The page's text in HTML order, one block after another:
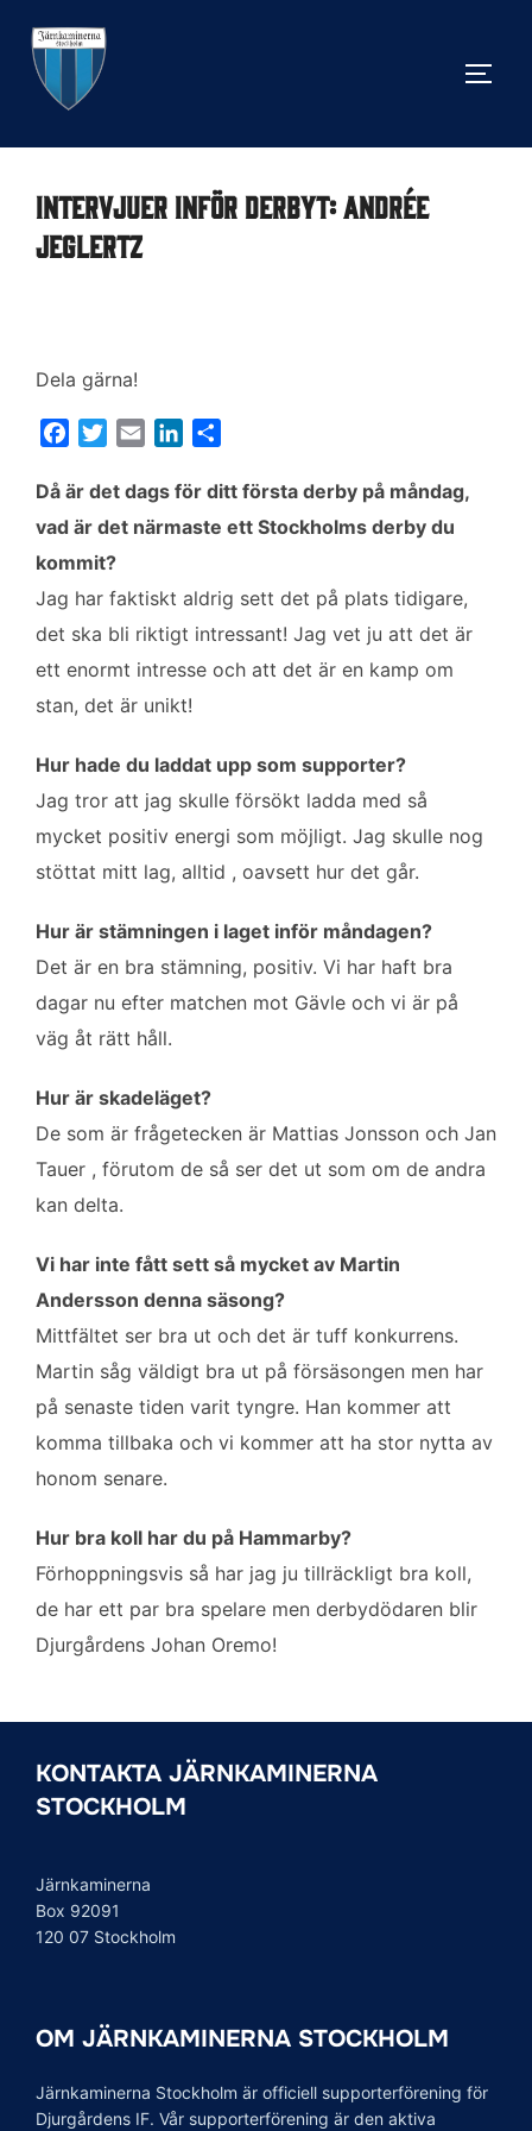
innehåll
Intervjuer inför derbyt: Andrée
Jeglertz
Dela gärna!
c
e
o
o
k
i
t
e
r
a
i
n
k
I
n
l
a
Då är det dags för ditt första derby på måndag,
vad är det närmaste ett Stockholms derby du
kommit?
Jag har faktiskt aldrig sett det på plats tidigare,
det ska bli riktigt intressant! Jag vet ju att det är
ett enormt intresse och att det är en kamp om
stan, det är unikt!
Hur hade du laddat upp som supporter?
Jag tror att jag skulle försökt ladda med så
mycket positiv energi som möjligt. Jag skulle nog
stöttat mitt lag, alltid , oavsett hur det går.
Hur är stämningen i laget inför måndagen?
Det är en bra stämning, positiv. Vi har haft bra
dagar nu efter matchen mot Gävle och vi är på
väg åt rätt håll.
Hur är skadeläget?
De som är frågetecken är Mattias Jonsson och Jan
Tauer , förutom de så ser det ut som om de andra
kan delta.
Vi har inte fått sett så mycket av Martin
Andersson denna säsong?
Mittfältet ser bra ut och det är tuff konkurrens.
Martin såg väldigt bra ut på försäsongen men har
på senaste tiden varit tyngre. Han kommer att
komma tillbaka och vi kommer att ha stor nytta av
honom senare.
Hur bra koll har du på Hammarby?
Förhoppningsvis så har jag ju tillräckligt bra koll,
de har ett par bra spelare men derbydödaren blir
Djurgårdens Johan Oremo!
KONTAKTA JÄRNKAMINERNA
STOCKHOLM
Järnkaminerna
Box 92091
120 07 Stockholm
OM JÄRNKAMINERNA STOCKHOLM
Järnkaminerna Stockholm är officiell supporterförening för
Djurgårdens IF. Vår supporterförening är den aktiva